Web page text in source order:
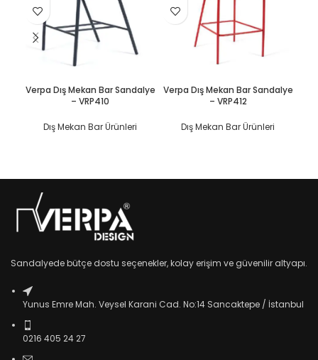
Verpa Dış Mekan Bar Sandalye
– VRP410
Dış Mekan Bar Ürünleri
Verpa Dış Mekan Bar Sandalye
– VRP412
Dış Mekan Bar Ürünleri
Sandalyede bütçe dostu seçenekler, kolay erişim ve güvenilir altyapı.
Yunus Emre Mah. Veysel Karani Cad. No:14 Sancaktepe / İstanbul
0216 405 24 27